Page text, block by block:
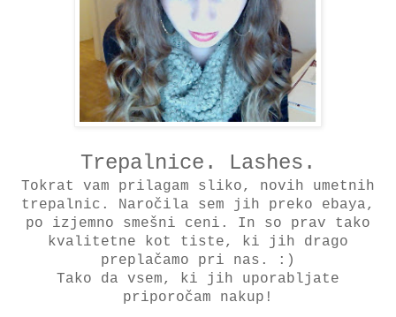
Trepalnice. Lashes.
Tokrat vam prilagam sliko, novih umetnih
trepalnic. Naročila sem jih preko ebaya,
po izjemno smešni ceni. In so prav tako
kvalitetne kot tiste, ki jih drago
preplačamo pri nas. :)
Tako da vsem, ki jih uporabljate
priporočam nakup!